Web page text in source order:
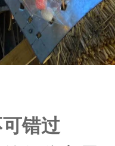
错过